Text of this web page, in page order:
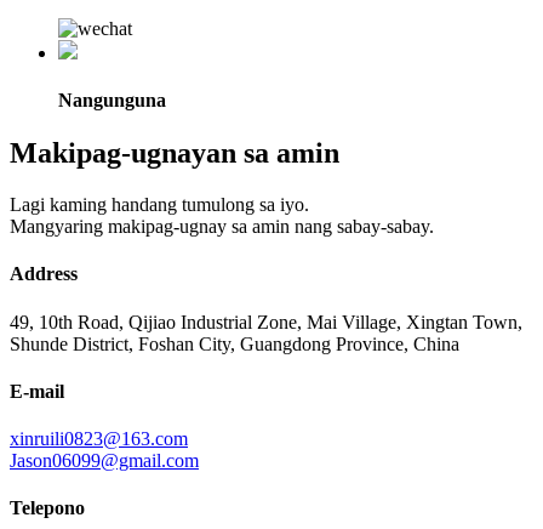
Nangunguna
Makipag-ugnayan sa amin
Lagi kaming handang tumulong sa iyo.
Mangyaring makipag-ugnay sa amin nang sabay-sabay.
Address
49, 10th Road, Qijiao Industrial Zone, Mai Village, Xingtan Town,
Shunde District, Foshan City, Guangdong Province, China
E-mail
xinruili0823@163.com
Jason06099@gmail.com
Telepono